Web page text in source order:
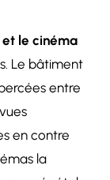
le cinéma
Le bâtiment
entre
en contre
la